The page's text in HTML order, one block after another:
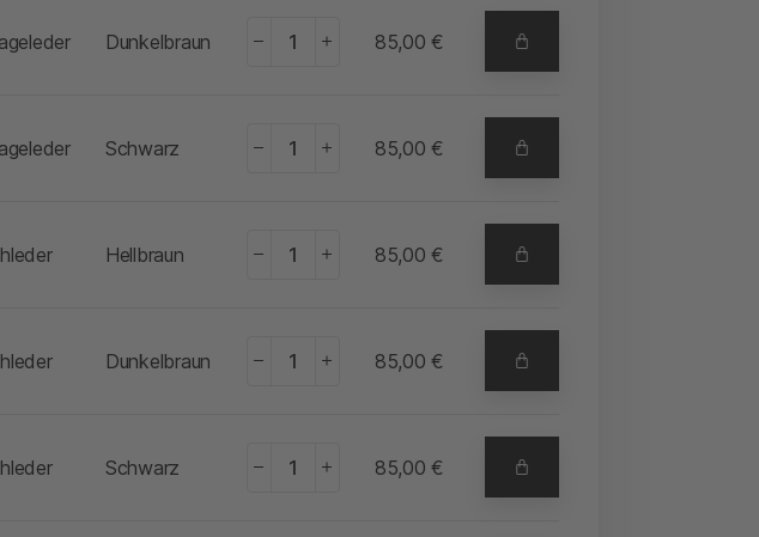
Dunkelbraun
- + 85,00€
Schwarz + 85,00€
Hellbraun + 85,00€
Dunkelbraun
- + 85,00€
Schwarz + 85,00€